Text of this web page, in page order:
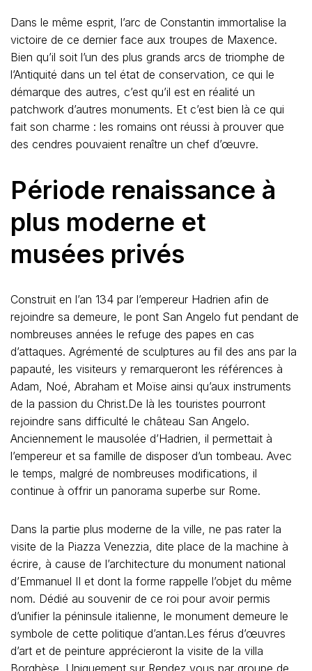
Dans le même esprit, l’arc de Constantin immortalise la
victoire de ce dernier face aux troupes de Maxence.
Bien qu’il soit l’un des plus grands arcs de triomphe de
l’Antiquité dans un tel état de conservation, ce qui le
démarque des autres, c’est qu’il est en réalité un
patchwork d’autres monuments. Et c’est bien là ce qui
fait son charme : les romains ont réussi à prouver que
des cendres pouvaient renaître un chef d’œuvre.
Période renaissance à
plus moderne et
musées privés
Construit en l’an 134 par l’empereur Hadrien afin de
rejoindre sa demeure, le pont San Angelo fut pendant de
nombreuses années le refuge des papes en cas
d’attaques. Agrémenté de sculptures au fil des ans par la
papauté, les visiteurs y remarqueront les références à
Adam, Noé, Abraham et Moïse ainsi qu’aux instruments
de la passion du Christ.De là les touristes pourront
rejoindre sans difficulté le château San Angelo.
Anciennement le mausolée d’Hadrien, il permettait à
l’empereur et sa famille de disposer d’un tombeau. Avec
le temps, malgré de nombreuses modifications, il
continue à offrir un panorama superbe sur Rome.
Dans la partie plus moderne de la ville, ne pas rater la
visite de la Piazza Venezzia, dite place de la machine à
écrire, à cause de l’architecture du monument national
d’Emmanuel II et dont la forme rappelle l’objet du même
nom. Dédié au souvenir de ce roi pour avoir permis
d’unifier la péninsule italienne, le monument demeure le
symbole de cette politique d’antan.Les férus d’œuvres
d’art et de peinture apprécieront la visite de la villa